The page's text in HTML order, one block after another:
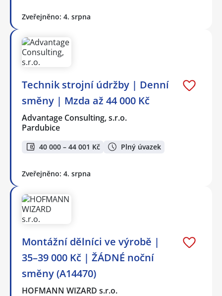
Zveřejněno: 4. srpna
Technik strojní údržby | Denní
směny | Mzda až 44 000 Kč
Advantage Consulting, s.r.o.
Pardubice
40 000 – 44 001 Kč Plný úvazek
Zveřejněno: 4. srpna
Montážní dělníci ve výrobě |
35–39 000 Kč | ŽÁDNÉ noční
směny (A14470)
HOFMANN WIZARD s.r.o.